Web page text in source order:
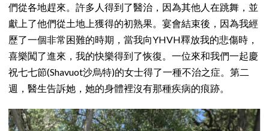
們從各地趕來。許多人得到了醫治，因為其他人在跳舞，並
獻上了他們從土地上獲得的初熟果。宴會結束後，因為我經
歷了一個非常困難的時期，當我向YHVH釋放我的悲傷時，
喜樂闖了進來，我的快樂得到了恢復。一位來和我們一起慶
祝七七節(Shavuot沙烏特)的女士得了一種不治之症。第二
週，醫生告訴她，她的身體裡沒有那種疾病的痕跡。